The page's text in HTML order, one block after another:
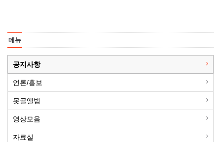
메뉴
공지사항
언론/홍보
못골앨범
영상모음
자료실